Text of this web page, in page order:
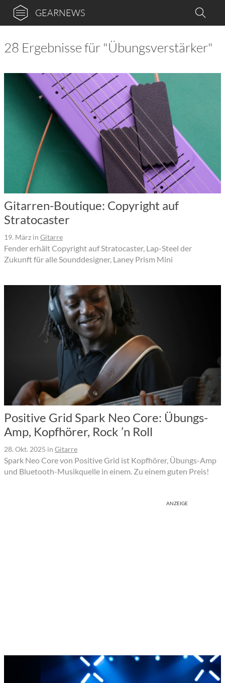
GEARNEWS
28 Ergebnisse für "Übungsverstärker"
Gitarren-Boutique: Copyright auf
Stratocaster
19. März in Gitarre
Fender erhält Copyright auf Stratocaster, Lap-Steel der
Zukunft für alle Sounddesigner, Laney Prism Mini
Positive Grid Spark Neo Core: Übungs-
Amp, Kopfhörer, Rock ’n Roll
28. Okt. 2025 in Gitarre
Spark Neo Core von Positive Grid ist Kopfhörer, Übungs-Amp
und Bluetooth-Musikquelle in einem. Zu einem guten Preis!
ANZEIGE